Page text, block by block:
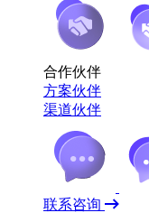
合作伙伴
方案伙伴
渠道伙伴
联系咨询